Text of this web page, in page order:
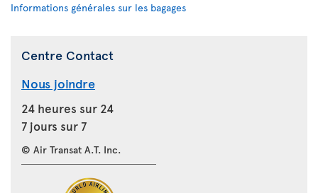
Informations générales sur les bagages
Centre Contact
Nous joindre
24 heures sur 24
7 jours sur 7
© Air Transat A.T. Inc.